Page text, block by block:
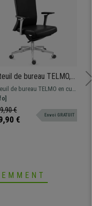
de bureau TELMO,
Qualité, Élégance et
Cuir Authentique
de bureau TELMO en cuir
: offrez-vous le luxe
de design, qualité et
Utilisation
€
€ Envoi GRATUIT